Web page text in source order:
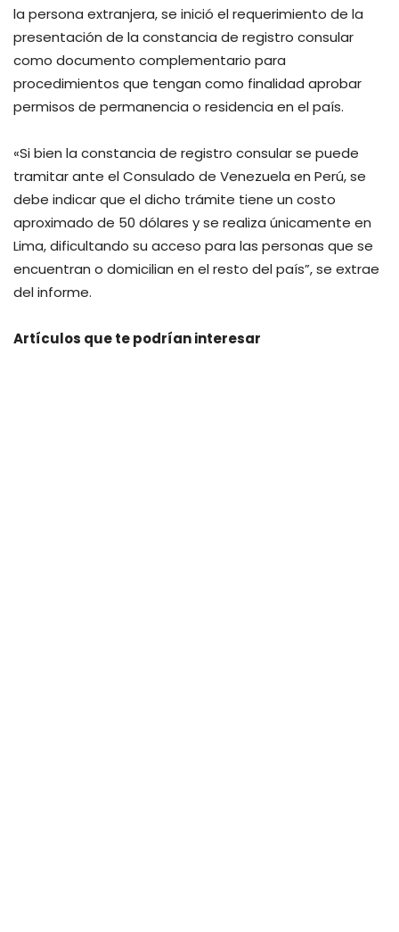
la persona extranjera, se inició el requerimiento de la
presentación de la constancia de registro consular
como documento complementario para
procedimientos que tengan como finalidad aprobar
permisos de permanencia o residencia en el país.
«Si bien la constancia de registro consular se puede
tramitar ante el Consulado de Venezuela en Perú, se
debe indicar que el dicho trámite tiene un costo
aproximado de 50 dólares y se realiza únicamente en
Lima, dificultando su acceso para las personas que se
encuentran o domicilian en el resto del país”, se extrae
del informe.
Artículos que te podrían interesar